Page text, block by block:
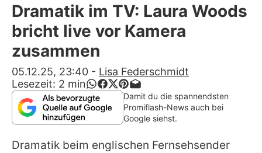
Alle Themen auf Promiflash
App runterladen
Team
Redaktionelle Richtlinien
Impressum
Dramatik im TV: Laura Woods
bricht live vor Kamera
zusammen
05.12.25, 23:40 - Lisa Federschmidt
Lesezeit: 2 min
Damit du die spannendsten
Promiflash-News auch bei
Google siehst.
Dramatik beim englischen Fernsehsender